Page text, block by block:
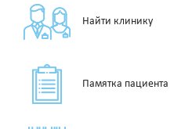
Найти клинику
Памятка пациента